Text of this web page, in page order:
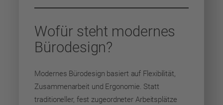
Wofür steht modernes
Bürodesign?
Modernes Bürodesign basiert auf Flexibilität,
Zusammenarbeit und Ergonomie. Statt
traditioneller, fest zugeordneter Arbeitsplätze